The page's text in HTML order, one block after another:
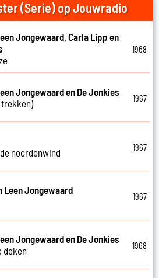
(Serie) op Jouwradio
Jongewaard, Carla Lipp en
1968
Jongewaard en De Jonkies
trekken)
1967
noordenwind
1967
Leen Jongewaard
1967
Jongewaard en De Jonkies
deken
1968